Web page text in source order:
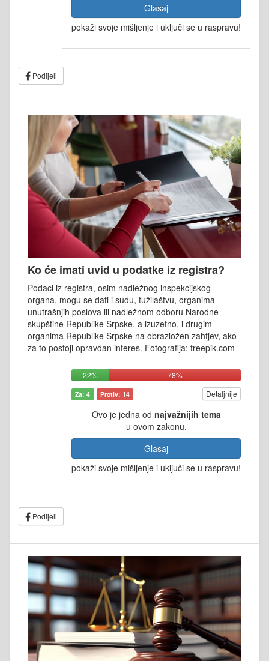
Glasaj
pokaži svoje mišljenje i uključi se u raspravu!
Podijeli
Ko će imati uvid u podatke iz registra?
Podaci iz registra, osim nadležnog inspekcijskog
organa, mogu se dati i sudu, tužilaštvu, organima
unutrašnjih poslova ili nadležnom odboru Narodne
skupštine Republike Srpske, a izuzetno, i drugim
organima Republike Srpske na obrazložen zahtjev, ako
za to postoji opravdan interes. Fotografija: freepik.com
22% 78%
Za: 4 Protiv: 14 Detaljnije
Ovo je jedna od najvažnijih tema
u ovom zakonu.
Glasaj
pokaži svoje mišljenje i uključi se u raspravu!
Podijeli